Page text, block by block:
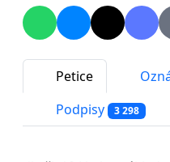
Petice
Podpisy 3 298